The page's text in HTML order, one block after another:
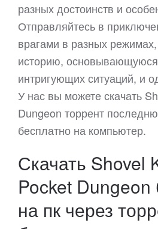
разных достоинств и
Отправляйтесь в
врагами в разных
историю, основывающуюся
интригующих ситуаций, и
У нас вы можете скачать
Dungeon торрент
бесплатно на компьютер.
Скачать Shovel
Pocket Dungeon
на пк через